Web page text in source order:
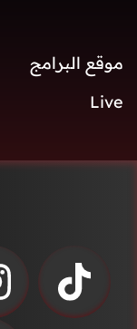
موقع البرامج
Live